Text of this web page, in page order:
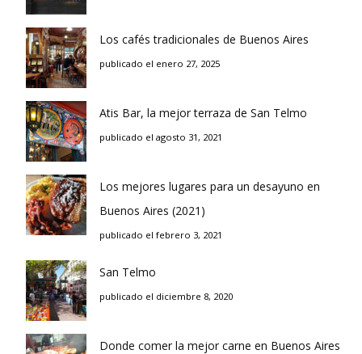
Los cafés tradicionales de Buenos Aires
publicado el enero 27, 2025
Atis Bar, la mejor terraza de San Telmo
publicado el agosto 31, 2021
Los mejores lugares para un desayuno en
Buenos Aires (2021)
publicado el febrero 3, 2021
San Telmo
publicado el diciembre 8, 2020
Donde comer la mejor carne en Buenos Aires